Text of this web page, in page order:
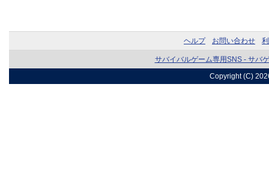
ヘルプ お問い合わせ
サバイバルゲーム専用SNS - サバ
Copyright (C)